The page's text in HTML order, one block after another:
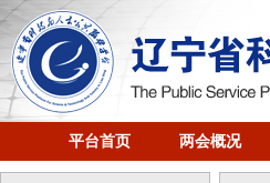
平台首页 两会概况